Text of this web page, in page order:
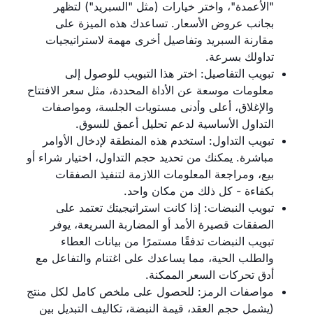
"الأعمدة"، واختر خيارات (مثل "السبريد") لتظهر
بجانب عروض الأسعار. تساعدك هذه الميزة على
مقارنة السبريد وتفاصيل أخرى مهمة لاستراتيجيات
تداولك بسرعة.
تبويب التفاصيل: اختر هذا التبويب للوصول إلى
معلومات موسعة عن الأداة المحددة، مثل سعر الافتتاح
والإغلاق، أعلى وأدنى مستويات الجلسة، ومواصفات
التداول الأساسية لدعم تحليل أعمق للسوق.
تبويب التداول: استخدم هذه المنطقة لإدخال الأوامر
مباشرة. يمكنك من تحديد حجم التداول، اختيار شراء أو
بيع، ومراجعة المعلومات اللازمة لتنفيذ الصفقات
بكفاءة - كل ذلك من مكان واحد.
تبويب النبضات: إذا كانت استراتيجيتك تعتمد على
الصفقات قصيرة الأمد أو المضاربة السريعة، يوفر
تبويب النبضات تدفقًا مستمرًا من بيانات العطاء
والطلب الحية، مما يساعدك على اغتنام والتفاعل مع
أدق تحركات السعر الممكنة.
مواصفات الرمز: للحصول على ملخص كامل لكل منتج
(يشمل حجم العقد، قيمة النبضة، تكاليف التبديل بين